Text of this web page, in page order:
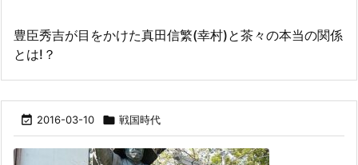
豊臣秀吉が目をかけた真田信繁(幸村)と茶々の本当の関係
とは!？
 2016-03-10  戦国時代